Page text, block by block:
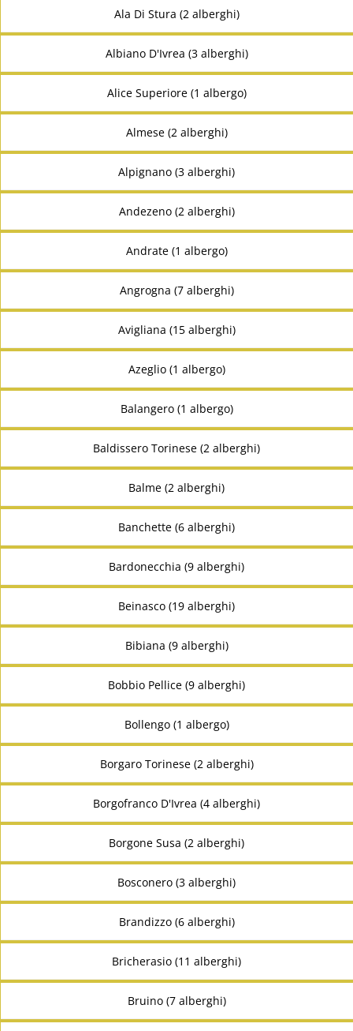
Ala Di Stura (2 alberghi)
Albiano D'Ivrea (3 alberghi)
Alice Superiore (1 albergo)
Almese (2 alberghi)
Alpignano (3 alberghi)
Andezeno (2 alberghi)
Andrate (1 albergo)
Angrogna (7 alberghi)
Avigliana (15 alberghi)
Azeglio (1 albergo)
Balangero (1 albergo)
Baldissero Torinese (2 alberghi)
Balme (2 alberghi)
Banchette (6 alberghi)
Bardonecchia (9 alberghi)
Beinasco (19 alberghi)
Bibiana (9 alberghi)
Bobbio Pellice (9 alberghi)
Bollengo (1 albergo)
Borgaro Torinese (2 alberghi)
Borgofranco D'Ivrea (4 alberghi)
Borgone Susa (2 alberghi)
Bosconero (3 alberghi)
Brandizzo (6 alberghi)
Bricherasio (11 alberghi)
Bruino (7 alberghi)